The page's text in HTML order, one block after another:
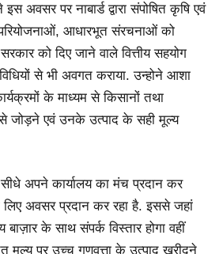
अवसर पर नाबार्ड द्वारा संपोषित कृषि एवं
आधारभूत संरचनाओं को
को दिए जाने वाले वित्तीय सहयोग
से भी अवगत कराया. उन्होने आशा
के माध्यम से किसानों तथा
जोड़ने एवं उनके उत्पाद के सही मूल्य
सीधे अपने कार्यालय का मंच प्रदान कर
अवसर प्रदान कर रहा है. इससे जहां
के साथ संपर्क विस्तार होगा वहीं
मूल्य पर उच्च गुणवत्ता के उत्पाद खरीदने